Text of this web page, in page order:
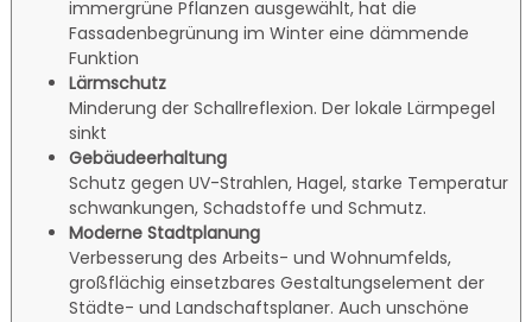
immergrüne Pflanzen ausgewählt, hat die
Fassadenbegrünung im Winter eine dämmende
Funktion
Lärmschutz
Minderung der Schallreflexion. Der lokale Lärmpegel
sinkt
Gebäudeerhaltung
Schutz gegen UV-Strahlen, Hagel, starke Temperatur
schwankungen, Schadstoffe und Schmutz.
Moderne Stadtplanung
Verbesserung des Arbeits- und Wohnumfelds,
großflächig einsetzbares Gestaltungselement der
Städte- und Landschaftsplaner. Auch unschöne